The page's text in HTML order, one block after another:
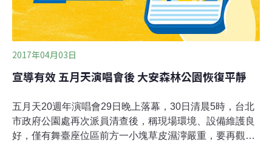
2017年04月03日
宣導有效 五月天演唱會後 大安森林公園恢復平靜
五月天20週年演唱會29日晚上落幕，30日清晨5時，台北
市政府公園處再次派員清查後，稱現場環境、設備維護良
好，僅有舞臺座位區前方一小塊草皮濕濘嚴重，要再觀察